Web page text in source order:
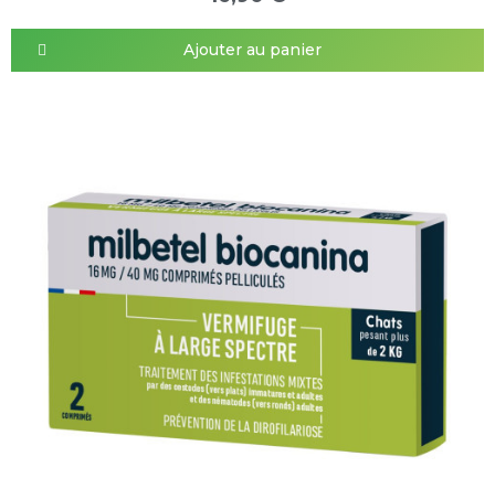
Ajouter au panier